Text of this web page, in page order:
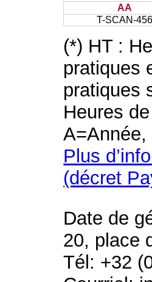
AA
T-SCAN-456
(*) HT :
pratiques
pratiques
Heures
Plus
(décret
Date de
20, place
Tél: +32